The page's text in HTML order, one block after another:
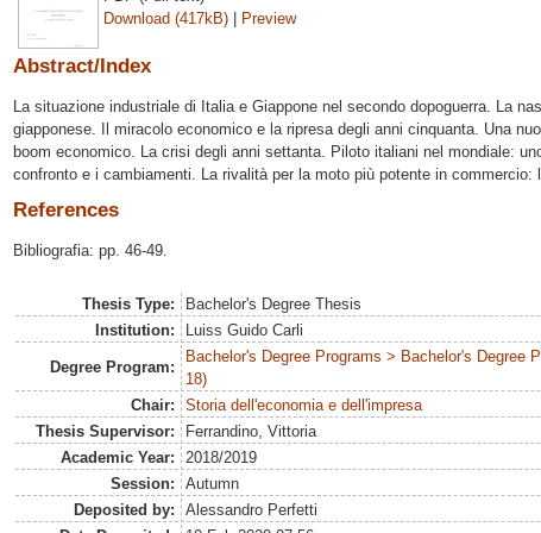
Download (417kB) | Preview
Abstract/Index
La situazione industriale di Italia e Giappone nel secondo dopoguerra. La
giapponese. Il miracolo economico e la ripresa degli anni cinquanta. Una
boom economico. La crisi degli anni settanta. Piloto italiani nel mondiale:
confronto e i cambiamenti. La rivalità per la moto più potente in commercio:
References
Bibliografia: pp. 46-49.
Thesis Type:
Bachelor's Degree Thesis
Institution:
Luiss Guido Carli
Degree Program:
Bachelor's Degree Programs > Bachelor's Degree
18)
Chair:
Storia dell'economia e dell'impresa
Thesis Supervisor:
Ferrandino, Vittoria
Academic Year:
2018/2019
Session:
Autumn
Deposited by:
Alessandro Perfetti